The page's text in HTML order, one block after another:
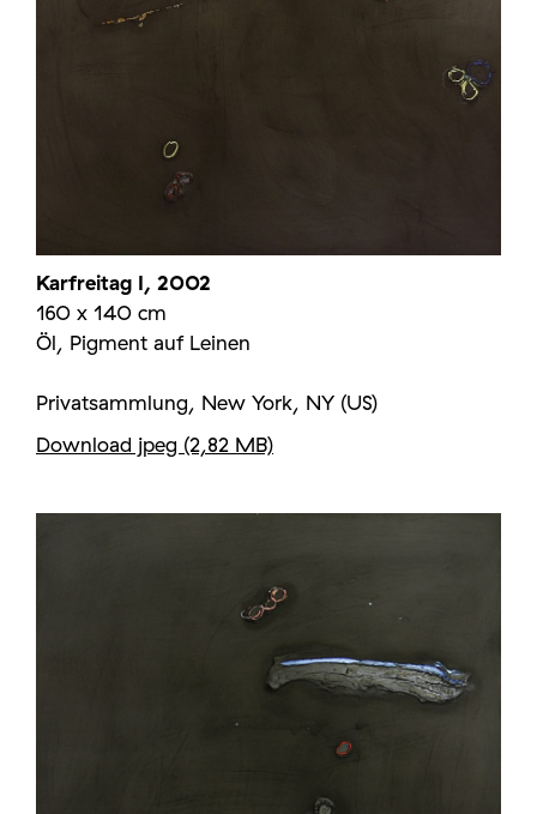
Karfreitag I, 2002
160 x 140 cm
Öl, Pigment auf Leinen
Privatsammlung, New York, NY (US)
Download jpeg (2,82 MB)